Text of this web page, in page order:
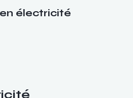
électricité